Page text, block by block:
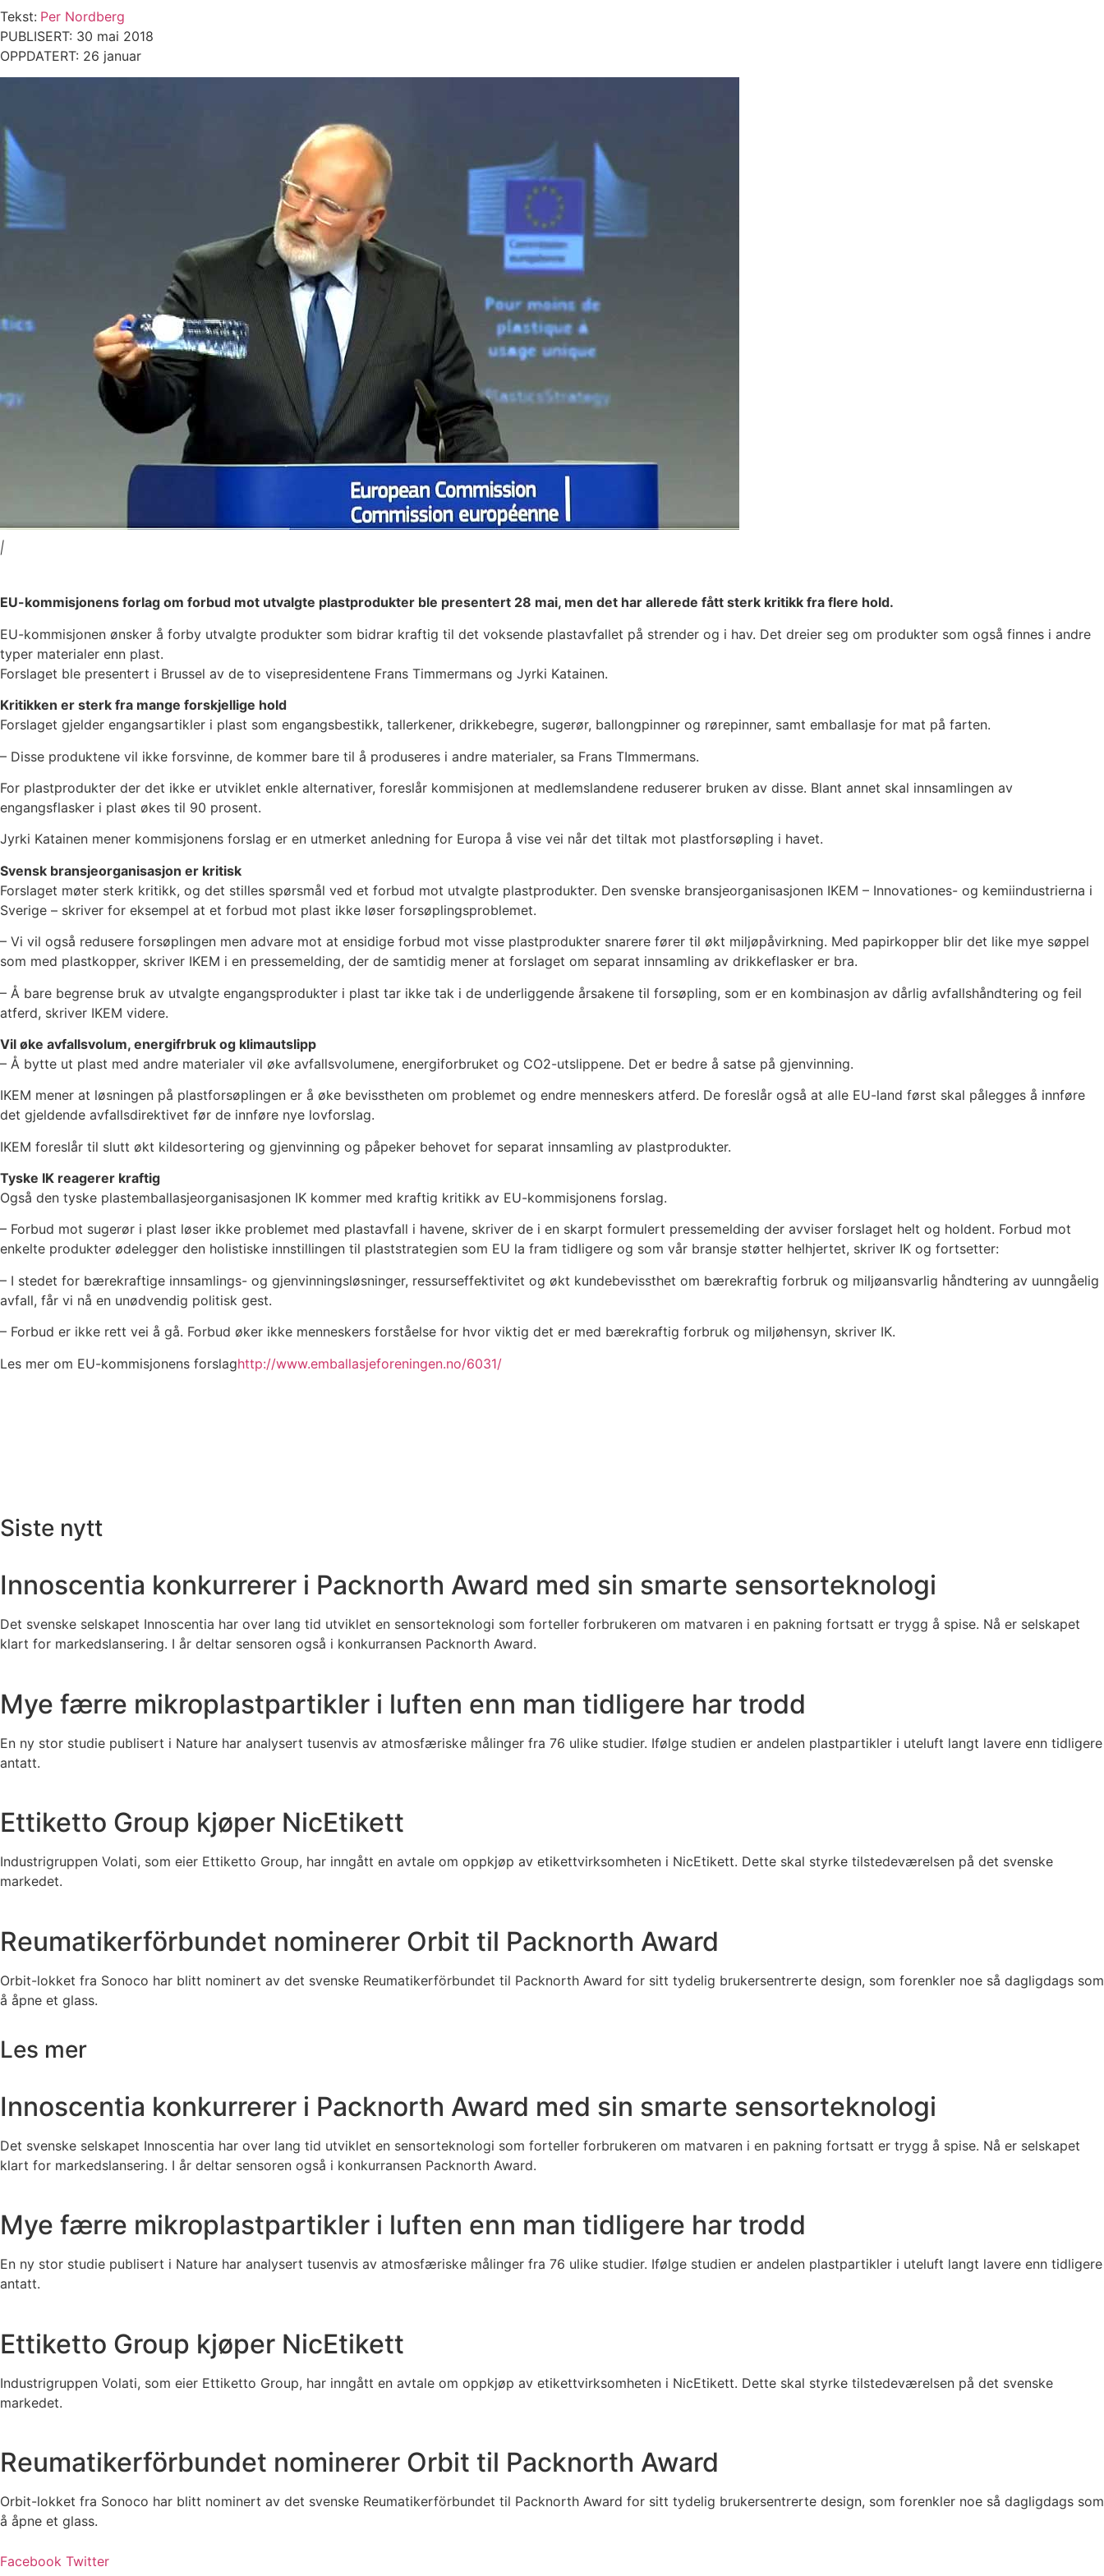
Tekst: Per Nordberg
PUBLISERT: 30 mai 2018
OPPDATERT: 26 januar
|
EU-kommisjonens forlag om forbud mot utvalgte plastprodukter ble presentert 28 mai, men det har allerede fått sterk kritikk fra flere hold.
EU-kommisjonen ønsker å forby utvalgte produkter som bidrar kraftig til det voksende plastavfallet på strender og i hav. Det dreier seg om produkter som også finnes i andre
typer materialer enn plast.
Forslaget ble presentert i Brussel av de to visepresidentene Frans Timmermans og Jyrki Katainen.
Kritikken er sterk fra mange forskjellige hold
Forslaget gjelder engangsartikler i plast som engangsbestikk, tallerkener, drikkebegre, sugerør, ballongpinner og rørepinner, samt emballasje for mat på farten.
– Disse produktene vil ikke forsvinne, de kommer bare til å produseres i andre materialer, sa Frans TImmermans.
For plastprodukter der det ikke er utviklet enkle alternativer, foreslår kommisjonen at medlemslandene reduserer bruken av disse. Blant annet skal innsamlingen av
engangsflasker i plast økes til 90 prosent.
Jyrki Katainen mener kommisjonens forslag er en utmerket anledning for Europa å vise vei når det tiltak mot plastforsøpling i havet.
Svensk bransjeorganisasjon er kritisk
Forslaget møter sterk kritikk, og det stilles spørsmål ved et forbud mot utvalgte plastprodukter. Den svenske bransjeorganisasjonen IKEM – Innovationes- og kemiindustrierna i
Sverige – skriver for eksempel at et forbud mot plast ikke løser forsøplingsproblemet.
– Vi vil også redusere forsøplingen men advare mot at ensidige forbud mot visse plastprodukter snarere fører til økt miljøpåvirkning. Med papirkopper blir det like mye søppel
som med plastkopper, skriver IKEM i en pressemelding, der de samtidig mener at forslaget om separat innsamling av drikkeflasker er bra.
– Å bare begrense bruk av utvalgte engangsprodukter i plast tar ikke tak i de underliggende årsakene til forsøpling, som er en kombinasjon av dårlig avfallshåndtering og feil
atferd, skriver IKEM videre.
Vil øke avfallsvolum, energifrbruk og klimautslipp
– Å bytte ut plast med andre materialer vil øke avfallsvolumene, energiforbruket og CO2-utslippene. Det er bedre å satse på gjenvinning.
IKEM mener at løsningen på plastforsøplingen er å øke bevisstheten om problemet og endre menneskers atferd. De foreslår også at alle EU-land først skal pålegges å innføre
det gjeldende avfallsdirektivet før de innføre nye lovforslag.
IKEM foreslår til slutt økt kildesortering og gjenvinning og påpeker behovet for separat innsamling av plastprodukter.
Tyske IK reagerer kraftig
Også den tyske plastemballasjeorganisasjonen IK kommer med kraftig kritikk av EU-kommisjonens forslag.
– Forbud mot sugerør i plast løser ikke problemet med plastavfall i havene, skriver de i en skarpt formulert pressemelding der avviser forslaget helt og holdent. Forbud mot
enkelte produkter ødelegger den holistiske innstillingen til plaststrategien som EU la fram tidligere og som vår bransje støtter helhjertet, skriver IK og fortsetter:
– I stedet for bærekraftige innsamlings- og gjenvinningsløsninger, ressurseffektivitet og økt kundebevissthet om bærekraftig forbruk og miljøansvarlig håndtering av uunngåelig
avfall, får vi nå en unødvendig politisk gest.
– Forbud er ikke rett vei å gå. Forbud øker ikke menneskers forståelse for hvor viktig det er med bærekraftig forbruk og miljøhensyn, skriver IK.
Les mer om EU-kommisjonens forslaghttp://www.emballasjeforeningen.no/6031/
Siste nytt
Innoscentia konkurrerer i Packnorth Award med sin smarte sensorteknologi
Det svenske selskapet Innoscentia har over lang tid utviklet en sensorteknologi som forteller forbrukeren om matvaren i en pakning fortsatt er trygg å spise. Nå er selskapet
klart for markedslansering. I år deltar sensoren også i konkurransen Packnorth Award.
Mye færre mikroplastpartikler i luften enn man tidligere har trodd
En ny stor studie publisert i Nature har analysert tusenvis av atmosfæriske målinger fra 76 ulike studier. Ifølge studien er andelen plastpartikler i uteluft langt lavere enn tidligere
antatt.
Ettiketto Group kjøper NicEtikett
Industrigruppen Volati, som eier Ettiketto Group, har inngått en avtale om oppkjøp av etikettvirksomheten i NicEtikett. Dette skal styrke tilstedeværelsen på det svenske
markedet.
Reumatikerförbundet nominerer Orbit til Packnorth Award
Orbit-lokket fra Sonoco har blitt nominert av det svenske Reumatikerförbundet til Packnorth Award for sitt tydelig brukersentrerte design, som forenkler noe så dagligdags som
å åpne et glass.
Les mer
Innoscentia konkurrerer i Packnorth Award med sin smarte sensorteknologi
Det svenske selskapet Innoscentia har over lang tid utviklet en sensorteknologi som forteller forbrukeren om matvaren i en pakning fortsatt er trygg å spise. Nå er selskapet
klart for markedslansering. I år deltar sensoren også i konkurransen Packnorth Award.
Mye færre mikroplastpartikler i luften enn man tidligere har trodd
En ny stor studie publisert i Nature har analysert tusenvis av atmosfæriske målinger fra 76 ulike studier. Ifølge studien er andelen plastpartikler i uteluft langt lavere enn tidligere
antatt.
Ettiketto Group kjøper NicEtikett
Industrigruppen Volati, som eier Ettiketto Group, har inngått en avtale om oppkjøp av etikettvirksomheten i NicEtikett. Dette skal styrke tilstedeværelsen på det svenske
markedet.
Reumatikerförbundet nominerer Orbit til Packnorth Award
Orbit-lokket fra Sonoco har blitt nominert av det svenske Reumatikerförbundet til Packnorth Award for sitt tydelig brukersentrerte design, som forenkler noe så dagligdags som
å åpne et glass.
Facebook Twitter